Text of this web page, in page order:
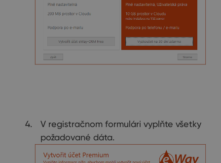
V registračnom formulári vyplňte všetky
požadované dáta.